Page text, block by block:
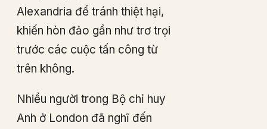
Alexandria để tránh thiệt hại,
khiến hòn đảo gần như trơ trọi
trước các cuộc tấn công từ
trên không.
Nhiều người trong Bộ chỉ huy
Anh ở London đã nghĩ đến